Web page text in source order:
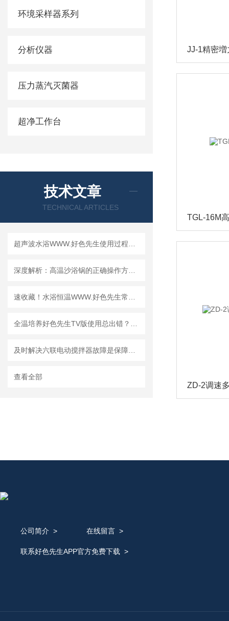
环境采样器系列
分析仪器
压力蒸汽灭菌器
超净工作台
技术文章
TECHNICAL ARTICLES
查看全部
JJ-1精密
TGL-16M
ZD-2调速
公司简介 > 在线留言>
联系好色先生APP官方免费下载 >